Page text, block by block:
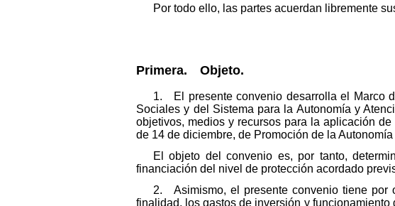
Por todo ello, las partes acuerdan libremente
Primera. Objeto.
1. El presente convenio desarrolla el Marco
Sociales y del Sistema para la Autonomía y
objetivos, medios y recursos para la aplicación
de 14 de diciembre, de Promoción de la
El objeto del convenio es, por tanto,
financiación del nivel de protección acordado
2. Asimismo, el presente convenio tiene por
finalidad, los gastos de inversión y